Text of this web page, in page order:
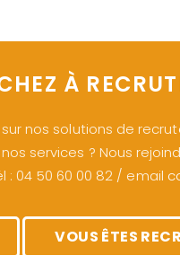
À
nos solutions de
services ? Nous
04 50 60 00 82 / email
VOUS ÊTES